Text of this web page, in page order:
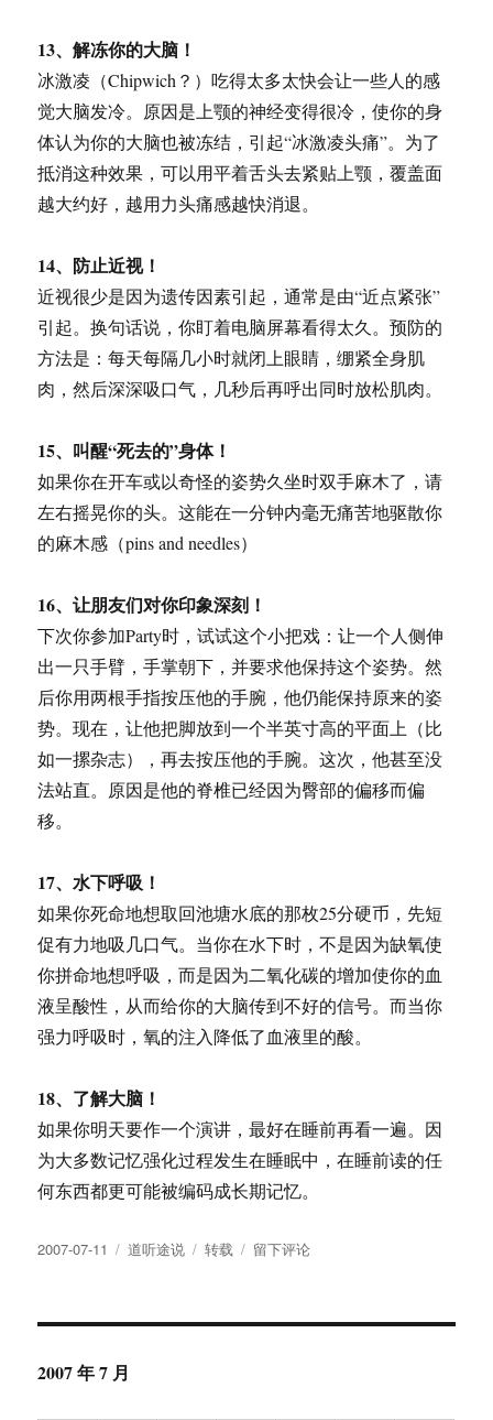
13、解冻你的大脑！
冰激凌（Chipwich？）吃得太多太快会让一些人的感
觉大脑发冷。原因是上颚的神经变得很冷，使你的身
体认为你的大脑也被冻结，引起“冰激凌头痛”。为了
抵消这种效果，可以用平着舌头去紧贴上颚，覆盖面
越大约好，越用力头痛感越快消退。
14、防止近视！
近视很少是因为遗传因素引起，通常是由“近点紧张”
引起。换句话说，你盯着电脑屏幕看得太久。预防的
方法是：每天每隔几小时就闭上眼睛，绷紧全身肌
肉，然后深深吸口气，几秒后再呼出同时放松肌肉。
15、叫醒“死去的”身体！
如果你在开车或以奇怪的姿势久坐时双手麻木了，请
左右摇晃你的头。这能在一分钟内毫无痛苦地驱散你
的麻木感（pins and needles）
16、让朋友们对你印象深刻！
下次你参加Party时，试试这个小把戏：让一个人侧伸
出一只手臂，手掌朝下，并要求他保持这个姿势。然
后你用两根手指按压他的手腕，他仍能保持原来的姿
势。现在，让他把脚放到一个半英寸高的平面上（比
如一摞杂志），再去按压他的手腕。这次，他甚至没
法站直。原因是他的脊椎已经因为臀部的偏移而偏
移。
17、水下呼吸！
如果你死命地想取回池塘水底的那枚25分硬币，先短
促有力地吸几口气。当你在水下时，不是因为缺氧使
你拼命地想呼吸，而是因为二氧化碳的增加使你的血
液呈酸性，从而给你的大脑传到不好的信号。而当你
强力呼吸时，氧的注入降低了血液里的酸。
18、了解大脑！
如果你明天要作一个演讲，最好在睡前再看一遍。因
为大多数记忆强化过程发生在睡眠中，在睡前读的任
何东西都更可能被编码成长期记忆。
发
2007-07-11
分
道听途说
标
转载
于
都
留下评论
2007 年 7 月